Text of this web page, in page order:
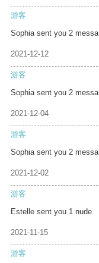
游客
Sophia sent you 2 messa
2021-12-12
游客
Sophia sent you 2 messa
2021-12-04
游客
Sophia sent you 2 messa
2021-12-02
游客
Estelle sent you 1 nude
2021-11-15
游客